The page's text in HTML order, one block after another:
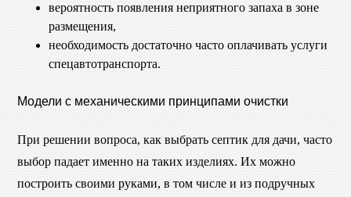
вероятность появления неприятного запаха в зоне
размещения,
необходимость достаточно часто оплачивать услуги
спецавтотранспорта.
Модели с механическими принципами очистки
При решении вопроса, как выбрать септик для дачи, часто
выбор падает именно на таких изделиях. Их можно
построить своими руками, в том числе и из подручных